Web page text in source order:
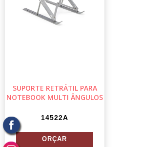
SUPORTE RETRÁTIL PARA
NOTEBOOK MULTI ÂNGULOS
14522A